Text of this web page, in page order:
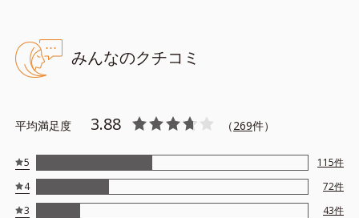
*2ラウロイルグルタミン酸ジ（フィトステリル／オクチルドデシ
ル）、ステアロイルグルタミン酸2Na
※アレルギーテスト済＝全ての方にアレルギーが起こらないという
みんなのクチコミ
平均満足度 3.88 （269件）
5 115件
4
72件
3
43件